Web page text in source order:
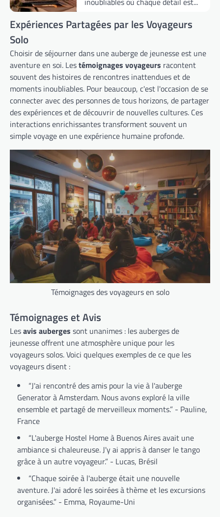
Expériences Partagées par les Voyageurs
Solo
Choisir de séjourner dans une auberge de jeunesse est une
aventure en soi. Lestémoignages voyageurs racontent
souvent des histoires de rencontres inattendues et de
moments inoubliables. Pour beaucoup, c'est l'occasion de se
connecter avec des personnes de tous horizons, de partager
des expériences et de découvrir de nouvelles cultures. Ces
interactions enrichissantes transforment souvent un
simple voyage en une expérience humaine profonde.
Témoignages des voyageurs en solo
Témoignages et Avis
Lesavis auberges sont unanimes : les auberges de
jeunesse offrent une atmosphère unique pour les
voyageurs solos. Voici quelques exemples de ce que les
voyageurs disent :
“J'ai rencontré des amis pour la vie à l'auberge
Generator à Amsterdam. Nous avons exploré la ville
ensemble et partagé de merveilleux moments.” - Pauline,
France
“L'auberge Hostel Home à Buenos Aires avait une
ambiance si chaleureuse. J'y ai appris à danser le tango
grâce à un autre voyageur.” - Lucas, Brésil
“Chaque soirée à l'auberge était une nouvelle
aventure. J'ai adoré les soirées à thème et les excursions
organisées.” - Emma, Royaume-Uni